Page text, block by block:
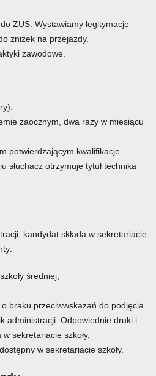
ZUS. Wystawiamy legitymacje
zniżek na przejazdy.
zawodowe.
zaocznym, dwa razy w miesiącu
potwierdzającym kwalifikacje
słuchacz otrzymuje tytuł technika
kandydat składa w sekretariacie
średniej,
braku przeciwwskazań do podjęcia
administracji. Odpowiednie druki i
sekretariacie szkoły,
w sekretariacie szkoły.